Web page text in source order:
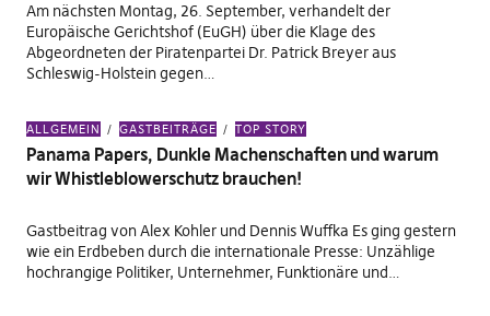
Am nächsten Montag, 26. September, verhandelt der
Europäische Gerichtshof (EuGH) über die Klage des
Abgeordneten der Piratenpartei Dr. Patrick Breyer aus
Schleswig-Holstein gegen…
ALLGEMEIN GASTBEITRÄGE TOP STORY
Panama Papers, Dunkle Machenschaften und warum
wir Whistleblowerschutz brauchen!
Gastbeitrag von Alex Kohler und Dennis Wuffka Es ging gestern
wie ein Erdbeben durch die internationale Presse: Unzählige
hochrangige Politiker, Unternehmer, Funktionäre und…